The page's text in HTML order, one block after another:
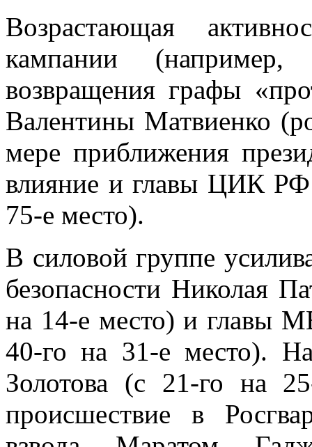
Возрастающая
кампании
возвращения графы
Валентины Матвиенко
мере приближения
влияние и главы ЦИК
75-е место).
В силовой группе
безопасности Николая
на 14-е место) и главы
40-го на 31-е место).
Золотова (с 21-го на
происшествие в